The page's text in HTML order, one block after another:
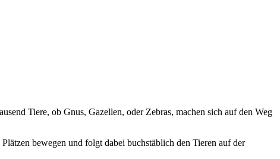
Tiere, ob Gnus, Gazellen, oder Zebras, machen sich auf den Weg
bewegen und folgt dabei buchstäblich den Tieren auf der